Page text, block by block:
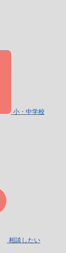
小・中学校
相談したい